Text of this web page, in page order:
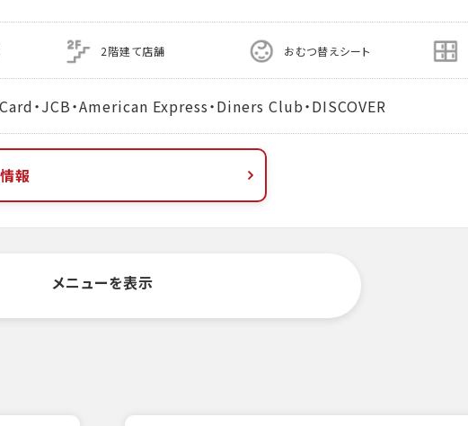
2階建て店舗 おむつ替えシート
・JCB・American Express・Diners Club・DISCOVER
報
メニューを表示